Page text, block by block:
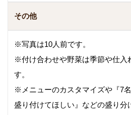
その他
※写真は10人前です。
※付け合わせや野菜は季節や仕入
す。
※メニューのカスタマイズや『7
盛り付けてほしい』などの盛り分